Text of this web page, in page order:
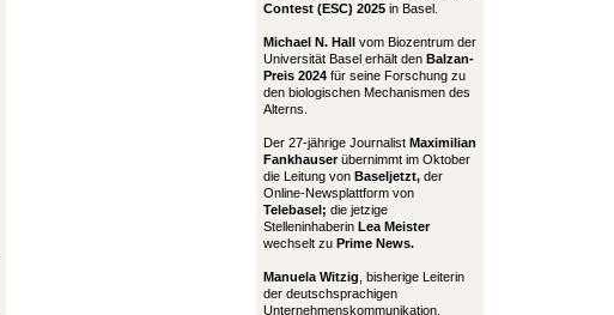
Contest (ESC) 2025 in Basel.
Michael N. Hall vom Biozentrum der
Universität Basel erhält den Balzan-
Preis 2024 für seine Forschung zu
den biologischen Mechanismen des
Alterns.
Der 27-jährige Journalist Maximilian
Fankhauserübernimmt im Oktober
die Leitung von Baseljetzt, der
Online-Newsplattform von
Telebasel; die jetzige
Stelleninhaberin Lea Meister
wechselt zu Prime News.
Manuela Witzig , bisherige Leiterin
der deutschsprachigen
Unternehmenskommunikation,